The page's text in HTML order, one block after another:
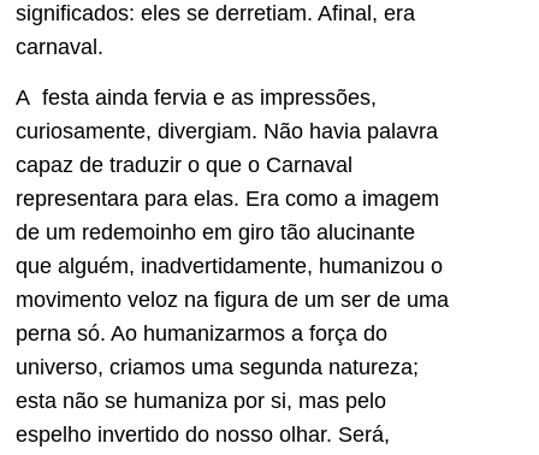
significados: eles se derretiam. Afinal, era
carnaval.
A festa ainda fervia e as impressões,
curiosamente, divergiam. Não havia palavra
capaz de traduzir o que o Carnaval
representara para elas. Era como a imagem
de um redemoinho em giro tão alucinante
que alguém, inadvertidamente, humanizou o
movimento veloz na figura de um ser de uma
perna só. Ao humanizarmos a força do
universo, criamos uma segunda natureza;
esta não se humaniza por si, mas pelo
espelho invertido do nosso olhar. Será,